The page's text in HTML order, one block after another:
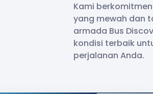
Kami
yang mewah dan
armada Bus
kondisi terbaik
perjalanan Anda.